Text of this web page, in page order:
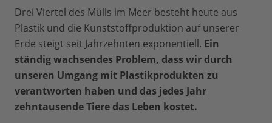
Drei Viertel des Mülls im Meer besteht heute aus
Plastik und die Kunststoffproduktion auf unserer
Erde steigt seit Jahrzehnten exponentiell. Ein
ständig wachsendes Problem, dass wir durch
unseren Umgang mit Plastikprodukten zu
verantworten haben und das jedes Jahr
zehntausende Tiere das Leben kostet.